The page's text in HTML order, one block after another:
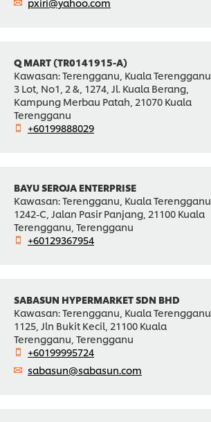
pxiri@yahoo.com
Q MART (TR0141915-A)
Kawasan: Terengganu, Kuala Terengganu
3 Lot, No1, 2 &, 1274, Jl. Kuala Berang,
Kampung Merbau Patah, 21070 Kuala
Terengganu
+60199888029
BAYU SEROJA ENTERPRISE
Kawasan: Terengganu, Kuala Terengganu
1242-C, Jalan Pasir Panjang, 21100 Kuala
Terengganu, Terengganu
+60129367954
SABASUN HYPERMARKET SDN BHD
Kawasan: Terengganu, Kuala Terengganu
1125, Jln Bukit Kecil, 21100 Kuala
Terengganu, Terengganu
+60199995724
sabasun@sabasun.com